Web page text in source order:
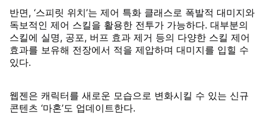
반면, ‘스피릿 위치’는 제어 특화 클래스로 폭발적 대미지와
독보적인 제어 스킬을 활용한 전투가 가능하다. 대부분의
스킬에 실명, 공포, 버프 효과 제거 등의 다양한 스킬 제어
효과를 보유해 전장에서 적을 제압하며 대미지를 입힐 수
있다.
웹젠은 캐릭터를 새로운 모습으로 변화시킬 수 있는 신규
콘텐츠 ‘마혼’도 업데이트한다.